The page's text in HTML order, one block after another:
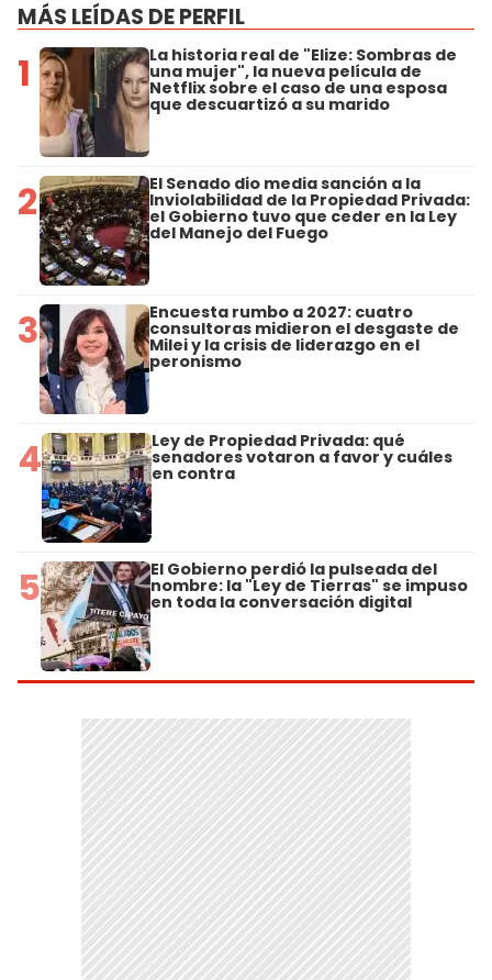
MÁS LEÍDAS DE PERFIL
1 La historia real de "Elize: Sombras de
una mujer", la nueva película de
Netflix sobre el caso de una esposa
que descuartizó a su marido
2 El Senado dio media sanción a la
Inviolabilidad de la Propiedad Privada:
el Gobierno tuvo que ceder en la Ley
del Manejo del Fuego
3 Encuesta rumbo a 2027: cuatro
consultoras midieron el desgaste de
Milei y la crisis de liderazgo en el
peronismo
4 Ley de Propiedad Privada: qué
senadores votaron a favor y cuáles
en contra
5 El Gobierno perdió la pulseada del
nombre: la "Ley de Tierras" se impuso
en toda la conversación digital